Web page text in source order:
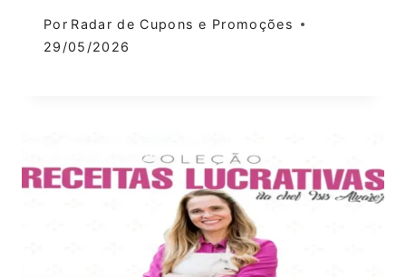
Por Radar de Cupons e Promoções
29/05/2026